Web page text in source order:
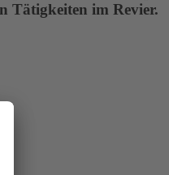
Tätigkeiten im Revier.